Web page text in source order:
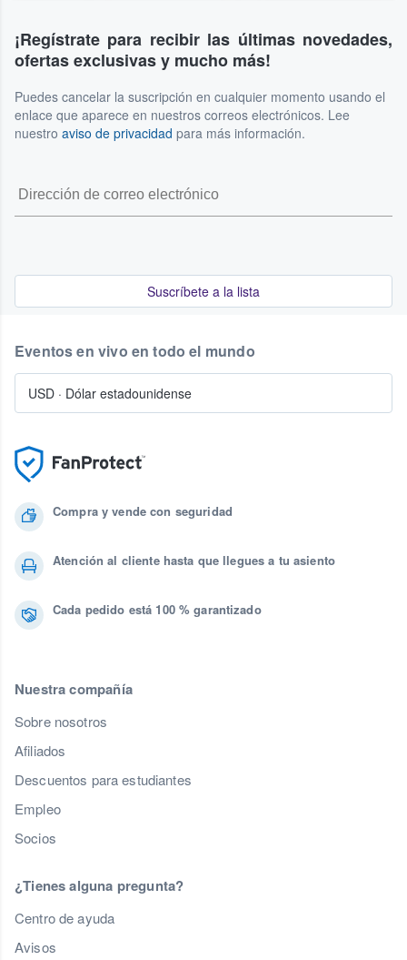
¡Regístrate para recibir las últimas novedades,
ofertas exclusivas y mucho más!
Puedes cancelar la suscripción en cualquier momento usando el
enlace que aparece en nuestros correos electrónicos. Lee
nuestro aviso de privacidad para más información.
Suscríbete a la lista
Compra y vende con seguridad
Atención al cliente hasta que llegues a tu asiento
Cada pedido está 100 % garantizado
Nuestra compañía
Sobre nosotros
Afiliados
Descuentos para estudiantes
Empleo
Socios
¿Tienes alguna pregunta?
Centro de ayuda
Avisos
Eventos en vivo en todo el mundo
USD · Dólar estadounidense